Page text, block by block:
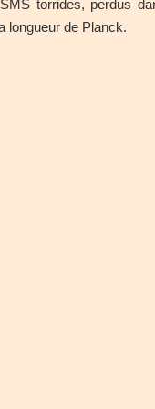
torrides, perdus
longueur de Planck.